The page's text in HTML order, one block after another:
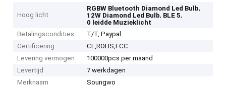
Hoog licht
RGBW Bluetooth Diamond Led Bulb,
12W Diamond Led Bulb, BLE 5,
0 leidde Muzieklicht
Betalingscondities
T/T, Paypal
Certificering
CE,ROHS,FCC
Levering vermogen
100000pcs per maand
Levertijd
7 werkdagen
Merknaam
Soungwo